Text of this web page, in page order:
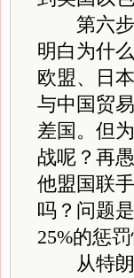
第六步
明白为什
欧盟、日
与中国贸
差国。但
战呢？再
他盟国联
吗？问题
25%的惩
从特朗